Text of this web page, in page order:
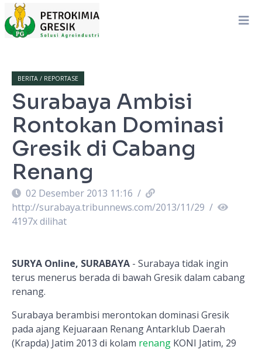
BERITA / REPORTASE
Surabaya Ambisi
Rontokan Dominasi
Gresik di Cabang
Renang
02 Desember 2013 11:16 /
http://surabaya.tribunnews.com/2013/11/29 /
4197x dilihat
SURYA Online, SURABAYA - Surabaya tidak ingin
terus menerus berada di bawah Gresik dalam cabang
renang.
Surabaya berambisi merontokan dominasi Gresik
pada ajang Kejuaraan Renang Antarklub Daerah
(Krapda) Jatim 2013 di kolam renang KONI Jatim, 29